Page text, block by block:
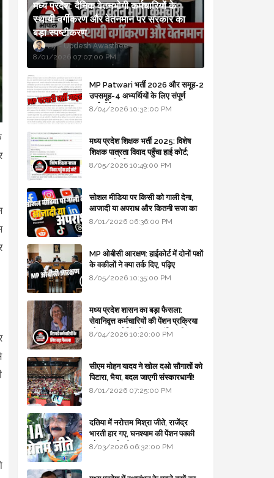
मध्य प्रदेश: दैनिक वेतनभोगी कर्मचारियों के
स्थायी वर्गीकरण और वेतनमान पर सरकार का
बड़ा स्पष्टीकरण
Updesh Awasthee
8/01/2026 07:07:00 PM
MP Patwari भर्ती 2026 और समूह-2
उपसमूह-4 अभ्यर्थियों के लिए संपूर्ण
मार्गदर्शिका
8/04/2026 10:32:00 PM
मध्य प्रदेश शिक्षक भर्ती 2025: विशेष
शिक्षक पात्रता विवाद पहुँचा हाई कोर्ट;
सरकार से माँगा जवाब
8/05/2026 10:49:00 PM
सोशल मीडिया पर किसी को गाली देना,
आजादी या अपराध और कितनी सजा का
प्रावधान - free legal advice
8/01/2026 06:36:00 PM
MP ओबीसी आरक्षण: हाईकोर्ट में दोनों पक्षों
के वकीलों ने क्या तर्क दिए, पढ़िए
8/05/2026 10:35:00 PM
मध्य प्रदेश शासन का बड़ा फैसला:
सेवानिवृत्त कर्मचारियों की पेंशन प्रक्रिया
और बजट कोडिंग में हुए क्रांतिकारी
8/04/2026 10:20:00 PM
सीएम मोहन यादव ने खोल दओ सौगातों को
पिटारा, भैया, बदल जाएगी संस्कारधानी!
8/01/2026 07:25:00 PM
दतिया में नरोत्तम मिश्रा जीते, राजेंद्र
भारती हार गए, घनश्याम की पेंशन पक्की
और आशुतोष बैक टू...
8/03/2026 06:32:00 PM